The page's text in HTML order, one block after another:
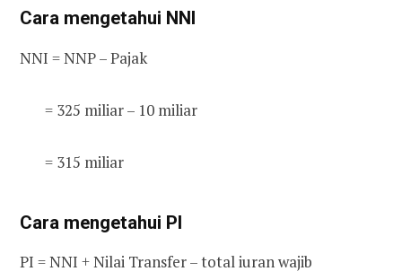
Cara mengetahui NNI
NNI = NNP – Pajak
= 325 miliar – 10 miliar
= 315 miliar
Cara mengetahui PI
PI = NNI + Nilai Transfer – total iuran wajib